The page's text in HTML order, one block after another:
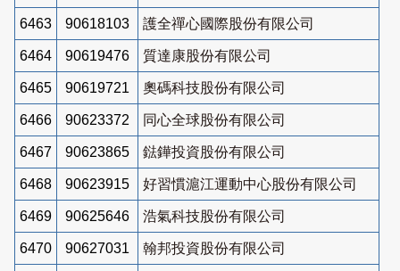
6463 90618103 護全禪心國際股份有限公司
6464 90619476 質達康股份有限公司
6465 90619721 奧碼科技股份有限公司
6466 90623372 同心全球股份有限公司
6467 90623865 鍅鏵投資股份有限公司
6468 90623915 好習慣滬江運動中心股份有限公司
6469 90625646 浩氣科技股份有限公司
6470 90627031 翰邦投資股份有限公司